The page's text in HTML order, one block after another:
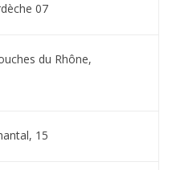
07
du Rhône,
15